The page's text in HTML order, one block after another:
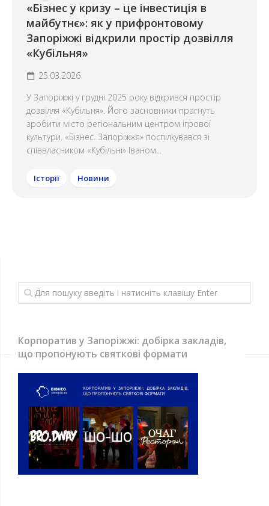
«Бізнес у кризу – це інвестиція в
майбутнє»: як у прифронтовому
Запоріжжі відкрили простір дозвілля
«Кубільня»
25.03.2026
У Запоріжжі у грудні 2025 року відкрився простір
дозвілля «Кубільня». Його засновники прагнуть
зробити місто регіональним центром ігрової
культури. «Бізнес. Запоріжжя» поспілкувався зі
співвласником «Кубільні» Іваном...
Історії Новини
Корпоратив у Запоріжжі: добірка закладів,
що пропонують святкові формати